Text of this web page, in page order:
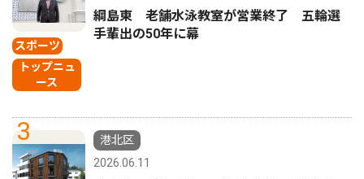
スポーツ
トップニュ
ース
綱島東 老舗水泳教室が営業終了 五輪選
手輩出の50年に幕
3
港北区
2026.06.11